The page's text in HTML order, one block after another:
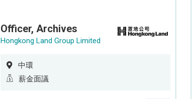
Officer, Archives
Hongkong Land Group Limited
中環
薪金面議